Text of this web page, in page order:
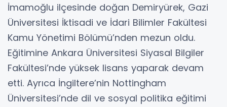
İmamoğlu ilçesinde doğan Demiryürek, Gazi
Üniversitesi İktisadi ve İdari Bilimler Fakültesi
Kamu Yönetimi Bölümü’nden mezun oldu.
Eğitimine Ankara Üniversitesi Siyasal Bilgiler
Fakültesi’nde yüksek lisans yaparak devam
etti. Ayrıca İngiltere’nin Nottingham
Üniversitesi’nde dil ve sosyal politika eğitimi